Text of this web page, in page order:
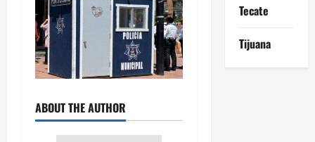
ABOUT THE AUTHOR
Tecate
Tijuana